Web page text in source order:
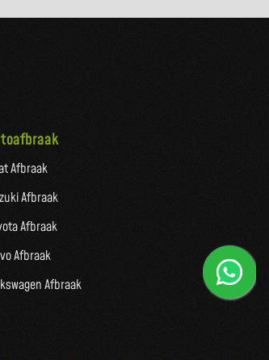
Afbraak
Afbraak
Afbraak
Afbraak
Afbraak